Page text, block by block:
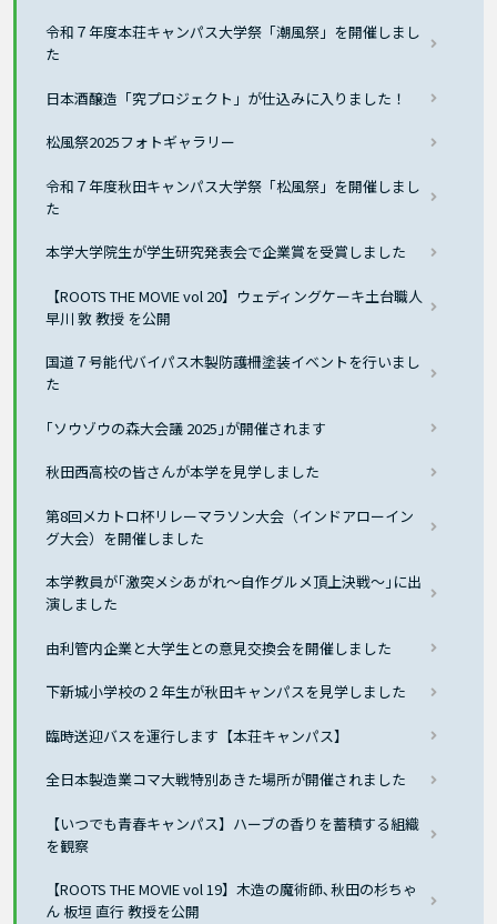
令和７年度本荘キャンパス大学祭「潮風祭」を開催しまし
た
日本酒醸造「究プロジェクト」が仕込みに入りました！
松風祭2025フォトギャラリー
令和７年度秋田キャンパス大学祭「松風祭」を開催しまし
た
本学大学院生が学生研究発表会で企業賞を受賞しました
【ROOTS THE MOVIE vol 20】ウェディングケーキ土台職人
早川 敦 教授 を公開
国道７号能代バイパス木製防護柵塗装イベントを行いまし
た
｢ソウゾウの森大会議 2025｣が開催されます
秋田西高校の皆さんが本学を見学しました
第8回メカトロ杯リレーマラソン大会（インドアローイン
グ大会）を開催しました
本学教員が｢激突メシあがれ〜自作グルメ頂上決戦〜｣に出
演しました
由利管内企業と大学生との意見交換会を開催しました
下新城小学校の２年生が秋田キャンパスを見学しました
臨時送迎バスを運行します【本荘キャンパス】
全日本製造業コマ大戦特別あきた場所が開催されました
【いつでも青春キャンパス】ハーブの香りを蓄積する組織
を観察
【ROOTS THE MOVIE vol 19】木造の魔術師､秋田の杉ちゃ
ん 板垣 直行 教授を公開